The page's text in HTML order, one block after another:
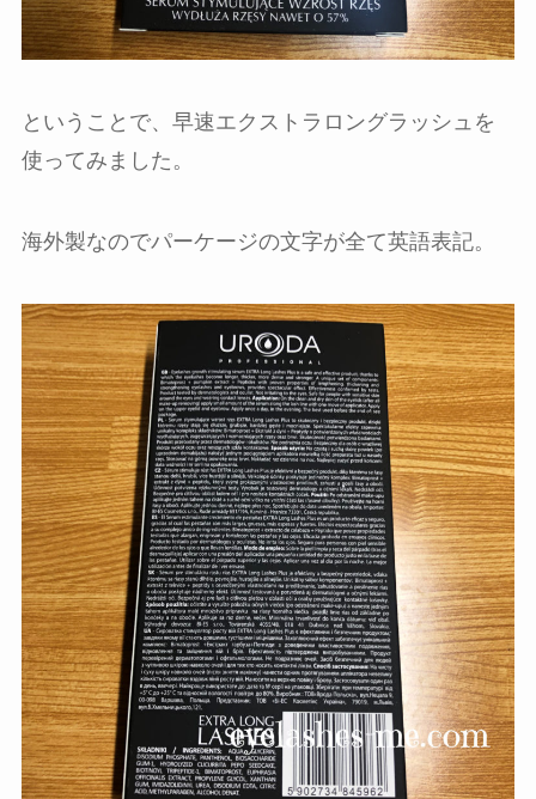
ということで、早速エクストラロングラッシュを
使ってみました。
海外製なのでパーケージの文字が全て英語表記。